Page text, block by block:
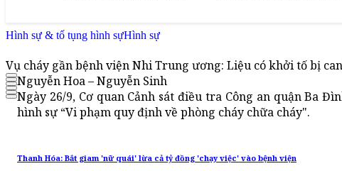
Hình sự & tố tụng hình sựHình sự
Vụ cháy gần bệnh viện Nhi Trung ương: Liệu có khởi tố bị
Nguyễn Hoa – Nguyễn Sinh
Ngày 26/9, Cơ quan Cảnh sát điều tra Công an quận Ba
hình sự “Vi phạm quy định về phòng cháy chữa cháy".
Thanh Hóa: Bắt giam 'nữ quái' lừa cả tỷ đồng 'chạy việc' vào bệnh viện